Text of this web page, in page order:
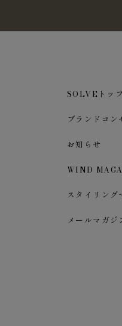
SOLVEトッ
ブランドコン
お知らせ
WIND
スタイリング
メールマガジ